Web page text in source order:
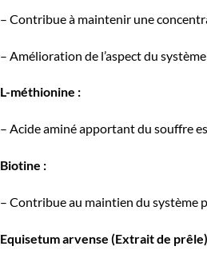
– Contribue à maintenir une
– Amélioration de l’aspect du
L-méthionine :
– Acide aminé apportant du souffre
Biotine :
– Contribue au maintien du système
Equisetum arvense (Extrait de